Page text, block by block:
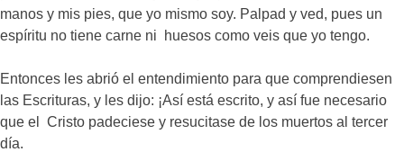
manos y mis pies, que yo mismo soy. Palpad y ved, pues un
espíritu no tiene carne ni huesos como veis que yo tengo.
Entonces les abrió el entendimiento para que comprendiesen
las Escrituras, y les dijo: ¡Así está escrito, y así fue necesario
que el Cristo padeciese y resucitase de los muertos al tercer
día.